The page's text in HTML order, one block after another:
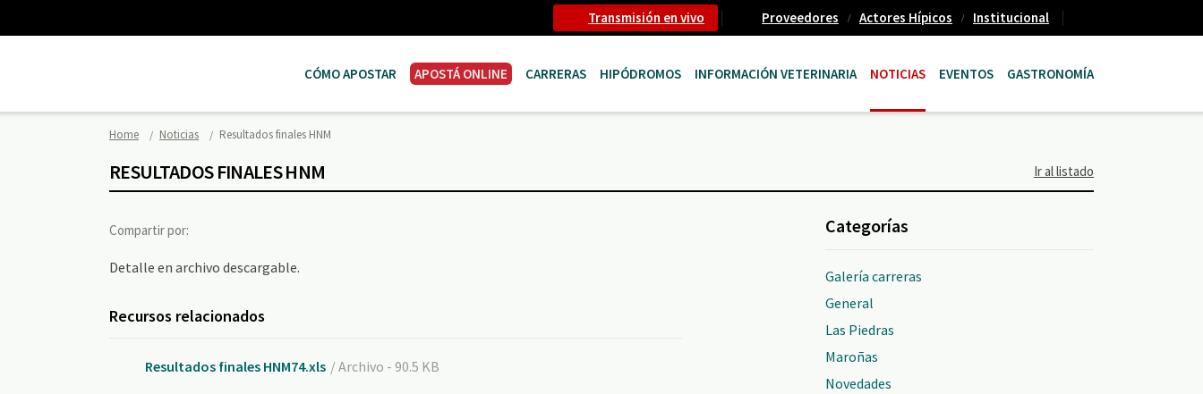
Transmisión en vivo Proveedores Actores Hípicos Institucional
CÓMO APOSTAR APOSTÁ ONLINE CARRERAS HIPÓDROMOS INFORMACIÓN VETERINARIA NOTICIAS EVENTOS GASTRONOMÍA
Home Noticias Resultados finales HNM
RESULTADOS FINALES HNM Ir al listado
Compartir por:
Detalle en archivo descargable.
Recursos relacionados
Resultados finales HNM74.xls / Archivo - 90.5 KB
Categorías
Galería carreras
General
Las Piedras
Maroñas
Novedades